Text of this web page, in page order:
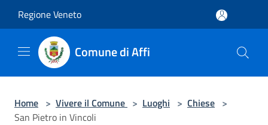
Regione Veneto
Comune di Affi
Home > Vivere il Comune > Luoghi > Chiese >
San Pietro in Vincoli